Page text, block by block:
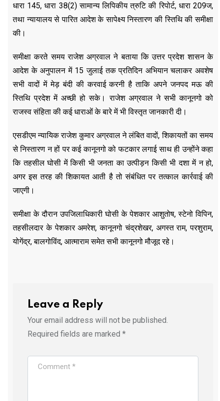
धारा 145, धारा 38(2) सामान्य लिपिकीय त्रुटि की रिपोर्ट, धारा 209ज,
तथा न्यायालय से पारित आदेश के सापेक्ष्य निस्तारण की स्तिथि की समीक्षा
की।
समीक्षा करते समय राजेश अग्रवाल ने बताया कि उत्तर प्रदेश शासन के
आदेश के अनुपालन में 15 जुलाई तक प्रतिदिन अभियान चलाकर अवशेष
सभी वादों में मेड़ बंदी की करवाई करनी है ताकि अपने जनपद मऊ की
स्तिथि प्रदेश में अच्छी हो सके। राजेश अग्रवाल ने सभी कानूनगो को
राजस्व संहिता की कई धाराओं के बारे में भी विस्तृत जानकारी दी।
एसडीएम न्यायिक राजेश कुमार अग्रवाल ने लंबित वादों, शिकायतों का समय
से निस्तारण न हों पर कई कानूनगो को फटकार लगाई साथ ही उन्होंने कहा
कि तहसील घोसी में किसी भी जनता का उत्पीड़न किसी भी दशा में न हो,
अगर इस तरह की शिकायत आती है तो संबंधित पर तत्काल कार्रवाई की
जाएगी।
समीक्षा के दौरान उपजिलाधिकारी घोसी के पेशकार आशुतोष, स्टेनो विपिन,
तहसीलदार के पेशकार अमरेश, कानूनगो चंद्रशेखर, अगस्त राम, परशुराम,
योगेंद्र, बालगोविंद, आत्माराम समेत सभी कानूनगो मौजूद रहे।
Leave a Reply
Your email address will not be published.
Required fields are marked *